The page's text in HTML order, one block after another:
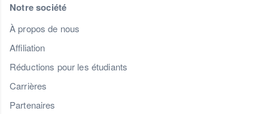
Notre société
À propos de nous
Affiliation
Réductions pour les étudiants
Carrières
Partenaires